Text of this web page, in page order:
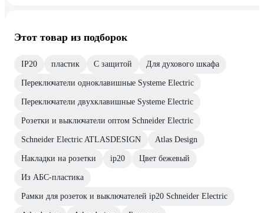
Этот товар из подборок
IP20 пластик С защитой Для духового шкафа
Переключатели одноклавишные Systeme Electric
Переключатели двухклавишные Systeme Electric
Розетки и выключатели оптом Schneider Electric
Schneider Electric ATLASDESIGN Atlas Design
Накладки на розетки ip20 Цвет бежевый
Из АБС-пластика
Рамки для розеток и выключателей ip20 Schneider Electric